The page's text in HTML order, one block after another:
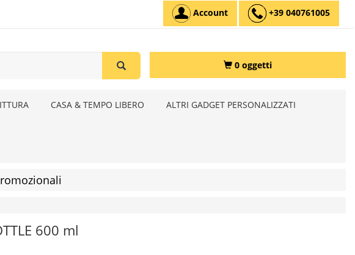
Account +39 040761005
0 oggetti
CASA & TEMPO LIBERO ALTRI GADGET PERSONALIZZATI
600 ml